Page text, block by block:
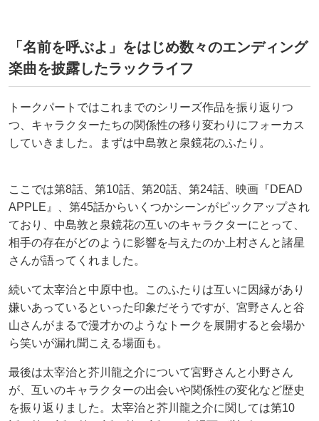
「名前を呼ぶよ」をはじめ数々のエンディング
楽曲を披露したラックライフ
トークパートではこれまでのシリーズ作品を振り返りつ
つ、キャラクターたちの関係性の移り変わりにフォーカス
していきました。まずは中島敦と泉鏡花のふたり。
ここでは第8話、第10話、第20話、第24話、映画『DEAD
APPLE』、第45話からいくつかシーンがピックアップされ
ており、中島敦と泉鏡花の互いのキャラクターにとって、
相手の存在がどのように影響を与えたのか上村さんと諸星
さんが語ってくれました。
続いて太宰治と中原中也。このふたりは互いに因縁があり
嫌いあっているといった印象だそうですが、宮野さんと谷
山さんがまるで漫才かのようなトークを展開すると会場か
ら笑いが漏れ聞こえる場面も。
最後は太宰治と芥川龍之介について宮野さんと小野さん
が、互いのキャラクターの出会いや関係性の変化など歴史
を振り返りました。太宰治と芥川龍之介に関しては第10